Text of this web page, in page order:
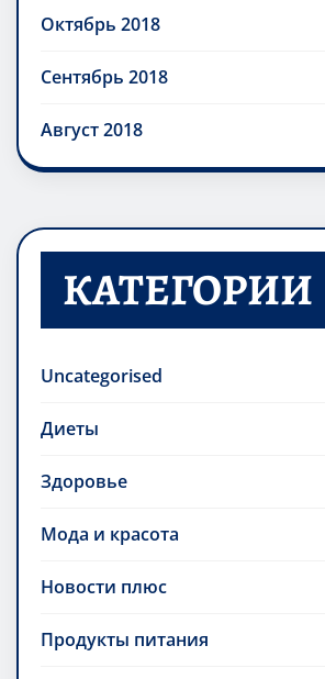
Октябрь 2018
Сентябрь 2018
Август 2018
КАТЕГОРИИ
Uncategorised
Диеты
Здоровье
Мода и красота
Новости плюс
Продукты питания